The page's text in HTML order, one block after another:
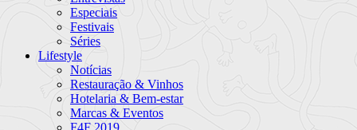
Especiais
Festivais
Séries
Lifestyle
Notícias
Restauração & Vinhos
Hotelaria & Bem-estar
Marcas & Eventos
F4F 2019